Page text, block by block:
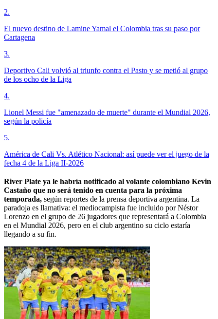
2.
El nuevo destino de Lamine Yamal el Colombia tras su paso por
Cartagena
3.
Deportivo Cali volvió al triunfo contra el Pasto y se metió al grupo
de los ocho de la Liga
4.
Lionel Messi fue "amenazado de muerte" durante el Mundial 2026,
según la policía
5.
América de Cali Vs. Atlético Nacional: así puede ver el juego de la
fecha 4 de la Liga II-2026
River Plate ya le habría notificado al volante colombiano Kevin
Castaño que no será tenido en cuenta para la próxima
temporada, según reportes de la prensa deportiva argentina. La
paradoja es llamativa: el mediocampista fue incluido por Néstor
Lorenzo en el grupo de 26 jugadores que representará a Colombia
en el Mundial 2026, pero en el club argentino su ciclo estaría
llegando a su fin.